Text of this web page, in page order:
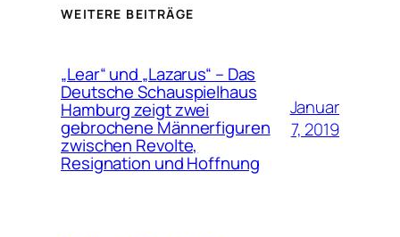
WEITERE BEITRÄGE
„Lear“ und „Lazarus“ – Das
Deutsche Schauspielhaus
Hamburg zeigt zwei
gebrochene Männerfiguren
zwischen Revolte,
Resignation und Hoffnung
Januar
7, 2019